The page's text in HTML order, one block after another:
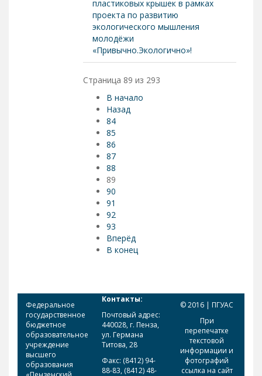
пластиковых крышек в рамках
проекта по развитию
экологического мышления
молодёжи
«Привычно.Экологично»!
Страница 89 из 293
В начало
Назад
84
85
86
87
88
89
90
91
92
93
Вперёд
В конец
Федеральное
государственное
бюджетное
образовательное
учреждение
высшего
образования
Контакты:
Почтовый адрес:
440028, г. Пенза,
ул. Германа
Титова, 28
Факс: (8412) 94-
88-83, (8412) 48-
© 2016 | ПГУАС
При
перепечатке
текстовой
информации и
фотографий
ссылка на сайт